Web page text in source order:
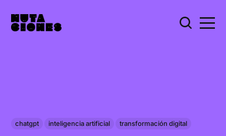
chatgpt inteligencia artificial transformación digital